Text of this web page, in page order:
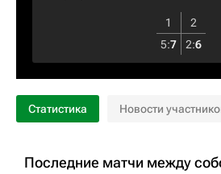
1
2
5:7 2:6
Статистика Новости
Последние матчи между